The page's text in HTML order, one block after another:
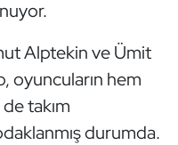
Alptekin ve Ümit
oyuncuların hem
takım
durumda.